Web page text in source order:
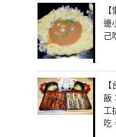
邊
己
飯
工
吃